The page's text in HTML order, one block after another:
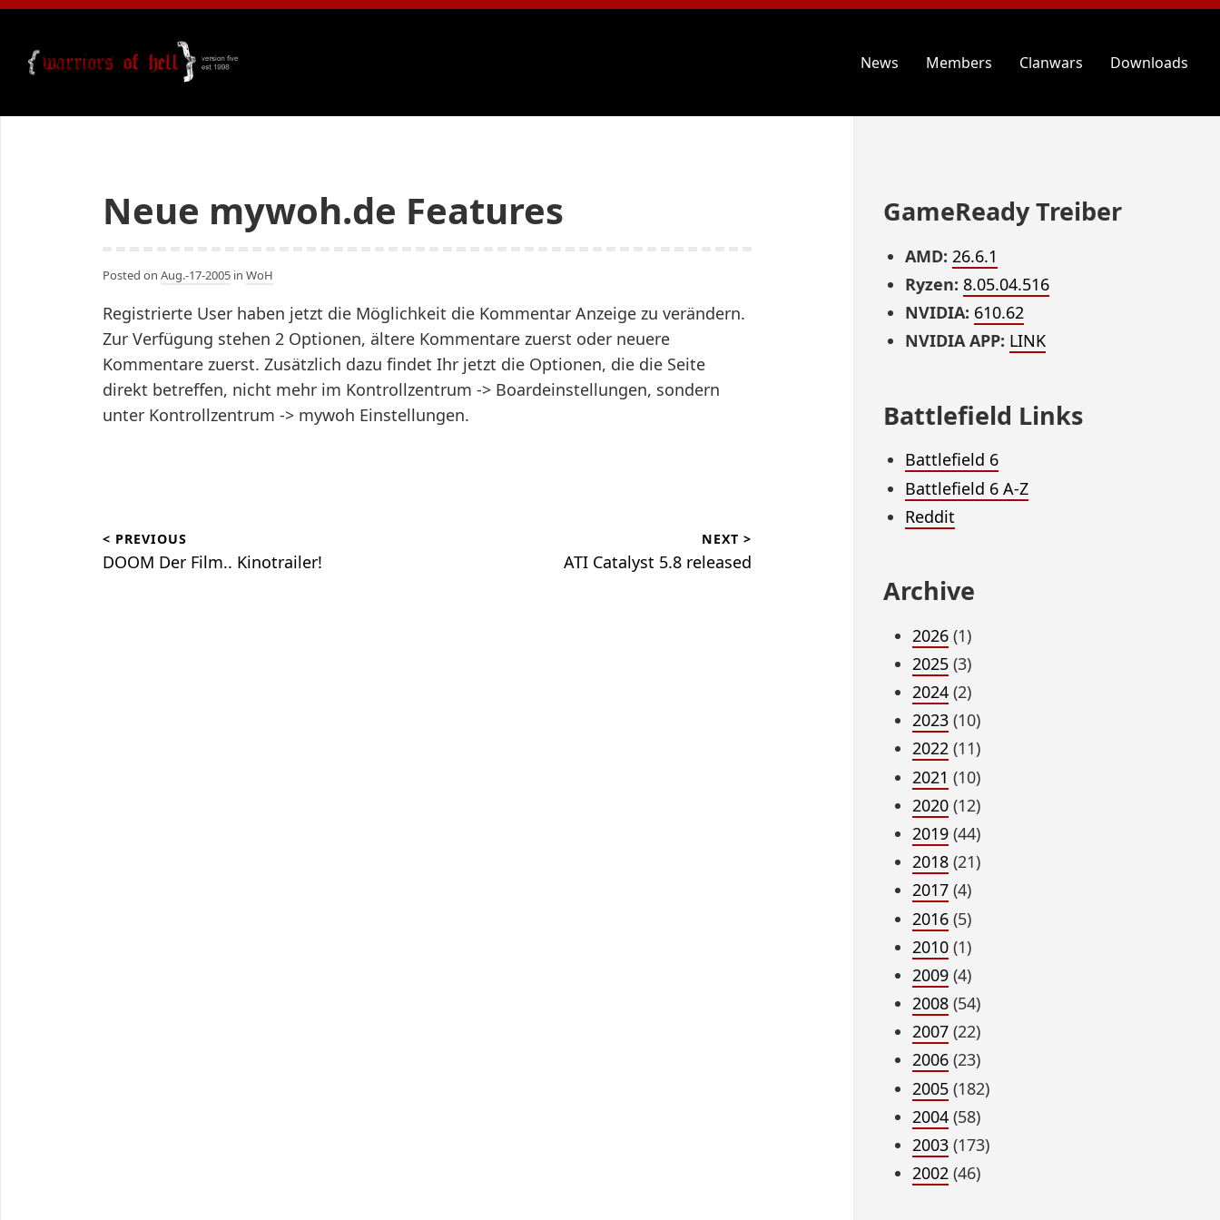
News Members Clanwars Downloads
Neue mywoh.de Features
Posted on Aug.-17-2005 in WoH
Registrierte User haben jetzt die Möglichkeit die Kommentar Anzeige zu verändern.
Zur Verfügung stehen 2 Optionen, ältere Kommentare zuerst oder neuere
Kommentare zuerst. Zusätzlich dazu findet Ihr jetzt die Optionen, die die Seite
direkt betreffen, nicht mehr im Kontrollzentrum -> Boardeinstellungen, sondern
unter Kontrollzentrum -> mywoh Einstellungen.
< PREVIOUS
DOOM Der Film.. Kinotrailer!
NEXT >
ATI Catalyst 5.8 released
GameReady Treiber
AMD: 26.6.1
Ryzen: 8.05.04.516
NVIDIA: 610.62
NVIDIA APP: LINK
Battlefield Links
Battlefield 6
Battlefield 6 A-Z
Reddit
Archive
2026(1)
2025(3)
2024(2)
2023(10)
2022(11)
2021 (10)
2020(12)
2019(44)
2018(21)
2017(4)
2016(5)
2010(1)
2009(4)
2008(54)
2007(22)
2006(23)
2005(182)
2004(58)
2003(173)
2002(46)